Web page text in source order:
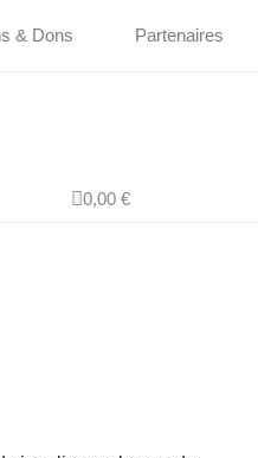
& Dons Partenaires
0,00 €